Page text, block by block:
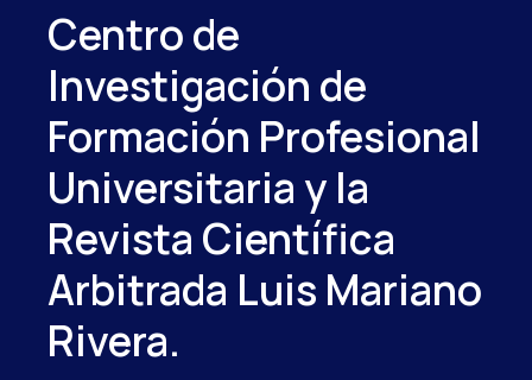
Centro de
Investigación de
Formación Profesional
Universitaria y la
Revista Científica
Arbitrada Luis Mariano
Rivera.